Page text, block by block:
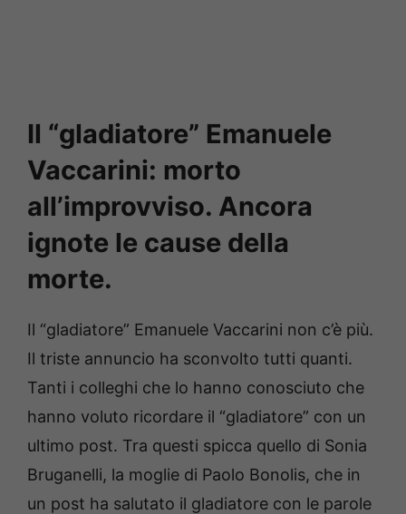
Il “gladiatore” Emanuele
Vaccarini: morto
all’improvviso. Ancora
ignote le cause della
morte.
Il “gladiatore” Emanuele Vaccarini non c’è più.
Il triste annuncio ha sconvolto tutti quanti.
Tanti i colleghi che lo hanno conosciuto che
hanno voluto ricordare il “gladiatore” con un
ultimo post. Tra questi spicca quello di Sonia
Bruganelli, la moglie di Paolo Bonolis, che in
un post ha salutato il gladiatore con le parole